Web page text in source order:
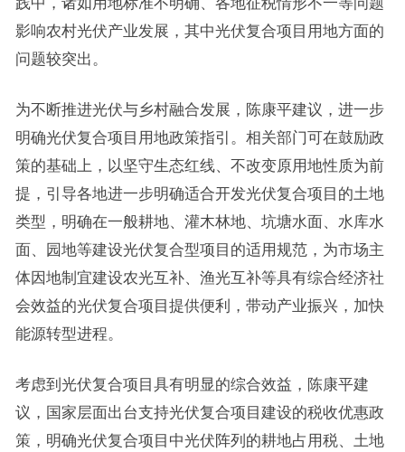
影响农村光伏产业发展，其中光伏复合项目用地方面的
问题较突出。
为不断推进光伏与乡村融合发展，陈康平建议，进一步
明确光伏复合项目用地政策指引。相关部门可在鼓励政
策的基础上，以坚守生态红线、不改变原用地性质为前
提，引导各地进一步明确适合开发光伏复合项目的土地
类型，明确在一般耕地、灌木林地、坑塘水面、水库水
面、园地等建设光伏复合型项目的适用规范，为市场主
体因地制宜建设农光互补、渔光互补等具有综合经济社
会效益的光伏复合项目提供便利，带动产业振兴，加快
能源转型进程。
考虑到光伏复合项目具有明显的综合效益，陈康平建
议，国家层面出台支持光伏复合项目建设的税收优惠政
策，明确光伏复合项目中光伏阵列的耕地占用税、土地